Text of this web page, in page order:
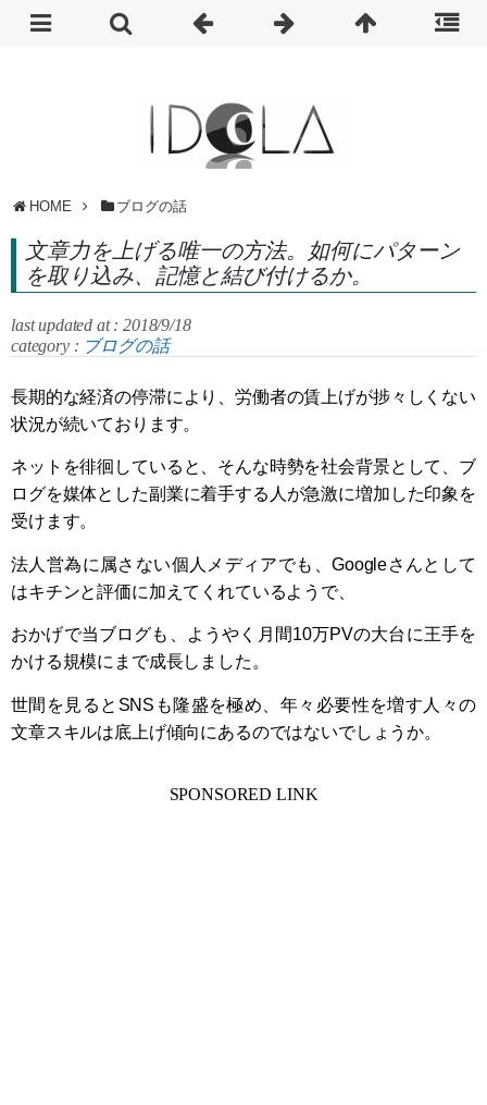
HOME ブログの話
文章力を上げる唯一の方法。如何にパターン
を取り込み、記憶と結び付けるか。
last updated at : 2018/9/18
category : ブログの話
長期的な経済の停滞により、労働者の賃上げが捗々しくない
状況が続いております。
ネットを徘徊していると、そんな時勢を社会背景として、ブ
ログを媒体とした副業に着手する人が急激に増加した印象を
受けます。
法人営為に属さない個人メディアでも、Googleさんとして
はキチンと評価に加えてくれているようで、
おかげで当ブログも、ようやく月間10万PVの大台に王手を
かける規模にまで成長しました。
世間を見るとSNSも隆盛を極め、年々必要性を増す人々の
文章スキルは底上げ傾向にあるのではないでしょうか。
SPONSORED LINK